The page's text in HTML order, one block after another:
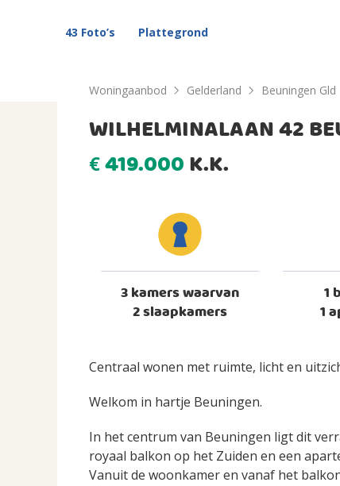
43 Foto’s Plattegrond
Woningaanbod Gelderland Beuningen Gld
WILHELMINALAAN 42
€419.000K.K.
3 kamers waarvan
2 slaapkamers
1
1
Centraal wonen met ruimte, licht en
Welkom in hartje Beuningen.
In het centrum van Beuningen ligt dit
royaal balkon op het Zuiden en een
Vanuit de woonkamer en vanaf het